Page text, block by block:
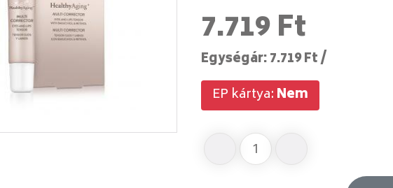
7.719 Ft
Egységár: 7.719 Ft /
EP kártya:Nem